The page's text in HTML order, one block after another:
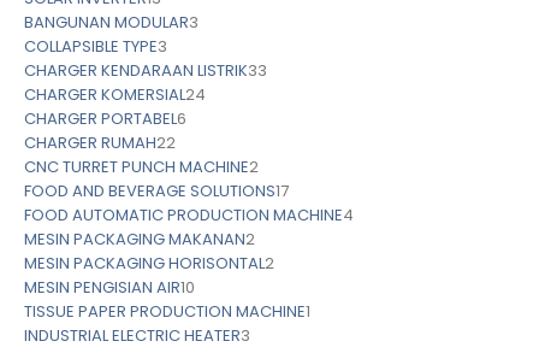
BANGUNAN MODULAR3
COLLAPSIBLE TYPE3
CHARGER KENDARAAN LISTRIK33
CHARGER KOMERSIAL24
CHARGER PORTABEL6
CHARGER RUMAH22
CNC TURRET PUNCH MACHINE2
FOOD AND BEVERAGE SOLUTIONS17
FOOD AUTOMATIC PRODUCTION MACHINE4
MESIN PACKAGING MAKANAN2
MESIN PACKAGING HORISONTAL2
MESIN PENGISIAN AIR10
TISSUE PAPER PRODUCTION MACHINE1
INDUSTRIAL ELECTRIC HEATER3